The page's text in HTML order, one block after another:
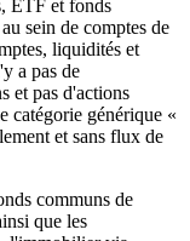
ETF et fonds
sein de comptes de
liquidités et
a pas de
et pas d'actions
catégorie générique «
et sans flux de
communs de
que les